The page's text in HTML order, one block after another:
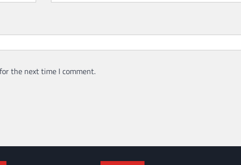
the next time I comment.